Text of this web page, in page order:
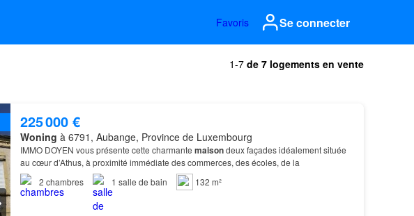
Favoris Se connecter
1-7 de 7 logements en vente
225 000 €
Woning à 6791, Aubange, Province de Luxembourg
IMMO DOYEN vous présente cette charmante maisondeux façades idéalement située
au cœur d’Athus, à proximité immédiate des commerces, des écoles, de la
2 chambres 1 salle de bain 132 m²